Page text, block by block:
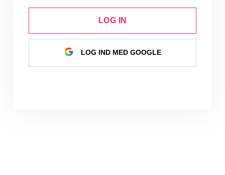
LOG IN
LOG IND MED GOOGLE